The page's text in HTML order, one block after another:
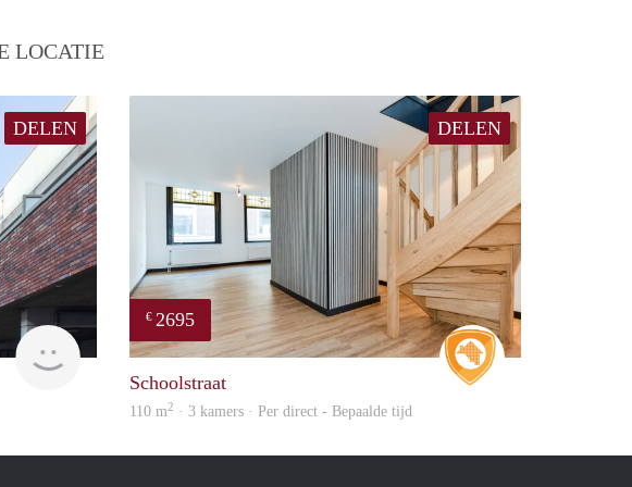
LOCATIE
DELEN DELEN
€ 2695
Real Estate
Schoolstraat
110 m2 · 3 kamers · Per direct - Bepaalde tijd